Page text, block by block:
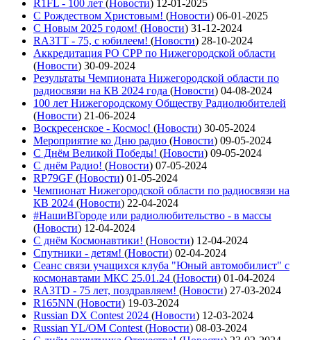
R1FL - 100 лет (Новости) 12-01-2025
С Рождеством Христовым! (Новости) 06-01-2025
С Новым 2025 годом! (Новости) 31-12-2024
RA3TT - 75, с юбилеем! (Новости) 28-10-2024
Аккредитация РО СРР по Нижегородской области
(Новости) 30-09-2024
Результаты Чемпионата Нижегородской области по
радиосвязи на КВ 2024 года (Новости) 04-08-2024
100 лет Нижегородскому Обществу Радиолюбителей
(Новости) 21-06-2024
Воскресенское - Космос! (Новости) 30-05-2024
Мероприятие ко Дню радио (Новости) 09-05-2024
С Днём Великой Победы! (Новости) 09-05-2024
С днём Радио! (Новости) 07-05-2024
RP79GF (Новости) 01-05-2024
Чемпионат Нижегородской области по радиосвязи на
КВ 2024 (Новости) 22-04-2024
#НашиВГороде или радиолюбительство - в массы
(Новости) 12-04-2024
С днём Космонавтики! (Новости) 12-04-2024
Спутники - детям! (Новости) 02-04-2024
Сеанс связи учащихся клуба "Юный автомобилист" с
космонавтами МКС 25.01.24 (Новости) 01-04-2024
RA3TD - 75 лет, поздравляем! (Новости) 27-03-2024
R165NN (Новости) 19-03-2024
Russian DX Contest 2024 (Новости) 12-03-2024
Russian YL/OM Contest (Новости) 08-03-2024